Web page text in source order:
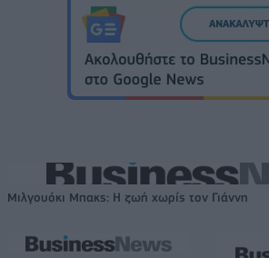
Μιλγουόκι Μπακς: Η ζωή χωρίς τον Γιάννη